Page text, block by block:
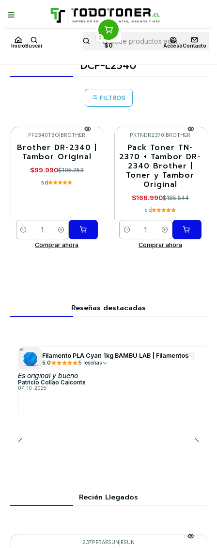
Inicio Buscar
0
$0 AccesoContacto
Puedes Elegir: Comprar enTienda· Despachoa Todo Chile · Retiro en
Tienda en24 Horas
Inicio Toner y tambor Tambor Original BROTHER
Equipos BROTHER
DCP-L2540
FILTROS
-5%
PF2340TBO BROTHER
Brother DR-2340 |
Tambor Original
$99.990$105.253
5.0
Cantidad
Comprar ahora
-10%
PKTNDR2370 BROTHER
Pack Toner TN-
2370 + Tambor DR-
2340 Brother |
Toner y Tambor
Original
$166.990$185.544
5.0
Cantidad
Comprar ahora
Reseñas destacadas
Filamento PLA Cyan 1kg BAMBU LAB | Filamentos
5.0 5 reseñas
Es original y bueno
Patricio Collao Caiconte
07-10-2025
Recién Llegados
237PEBAESUN ESUN